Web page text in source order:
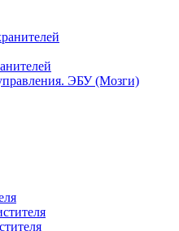
ЭБУ (Мозги)